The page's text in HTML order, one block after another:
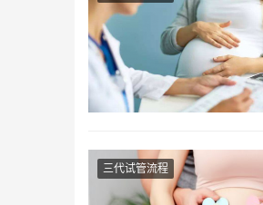
三代试管流程